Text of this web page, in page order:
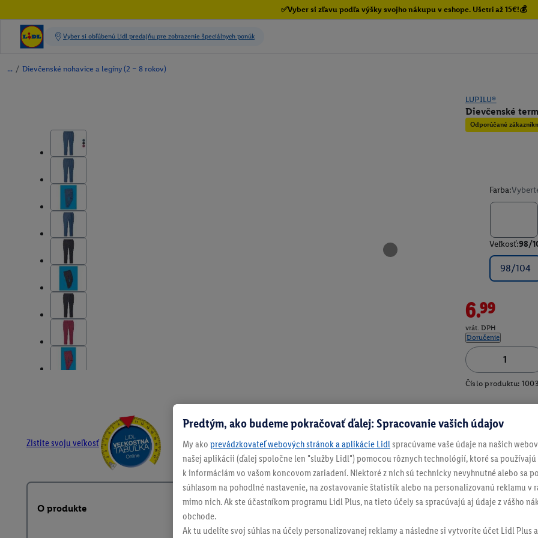
✅Vyber si zľavu podľa výšky svojho nákupu v eshope. Ušetri až 15€!💰
/ Dievčenské nohavice a legíny (2 – 8 rokov)
LUPILU®
Dievčenské
Odporúčané
Farba:
Veľkosť:98/
98/104
6.99
vrát. DPH
Doručenie
Číslo produktu:
Zistite svoju veľkosť
O produkte
Predtým, ako budeme pokračovať ďalej: Spracovanie vašich údajov
My ako prevádzkovateľ webových stránok a aplikácie Lidl spracúvame vaše údaje na našich
našej aplikácii (ďalej spoločne len "služby Lidl") pomocou rôznych technológií, ktoré sa
k informáciám vo vašom koncovom zariadení. Niektoré z nich sú technicky nevyhnutné alebo sa
súhlasom na pohodlné nastavenie, na zostavovanie štatistík alebo na personalizovanú reklamu v
mimo nich. Ak ste účastníkom programu Lidl Plus, na tieto účely sa spracúvajú aj údaje z vášho
obchode.
Ak tu udelíte svoj súhlas na účely personalizovanej reklamy a následne si vytvoríte účet Lidl Plus